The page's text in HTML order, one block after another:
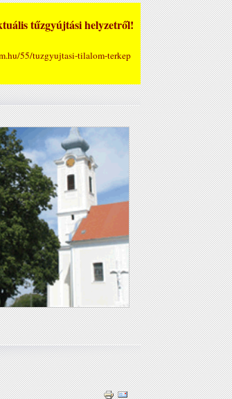
tűzgyújtási helyzetről!
55/tuzgyujtasi-tilalom-terkep